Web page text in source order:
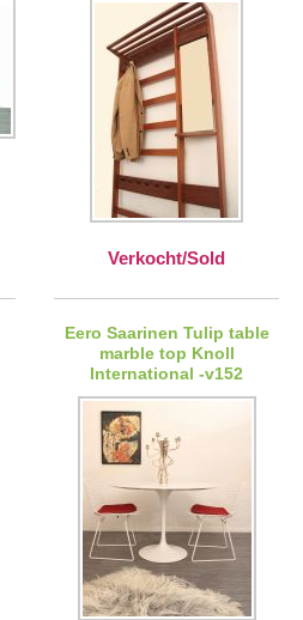
Verkocht/Sold
Eero Saarinen Tulip table
marble top Knoll
International -v152